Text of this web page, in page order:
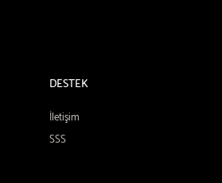
DESTEK
İletişim
SSS